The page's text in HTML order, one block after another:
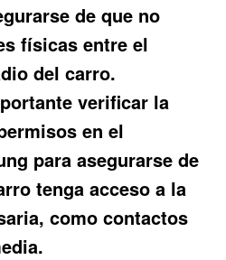
de que no
físicas entre el
del carro.
verificar la
en el
para asegurarse de
tenga acceso a la
como contactos